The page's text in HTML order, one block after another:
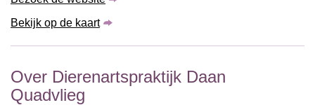
Bekijk op de kaart
Over Dierenartspraktijk Daan
Quadvlieg